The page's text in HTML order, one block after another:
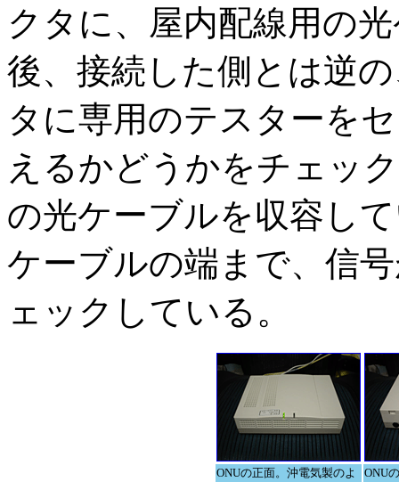
クタに、屋内配線用の
後、接続した側とは逆
タに専用のテスターを
えるかどうかをチェッ
の光ケーブルを収容し
ケーブルの端まで、信
ェックしている。
ONUの正面。沖電気製のよ
ONU